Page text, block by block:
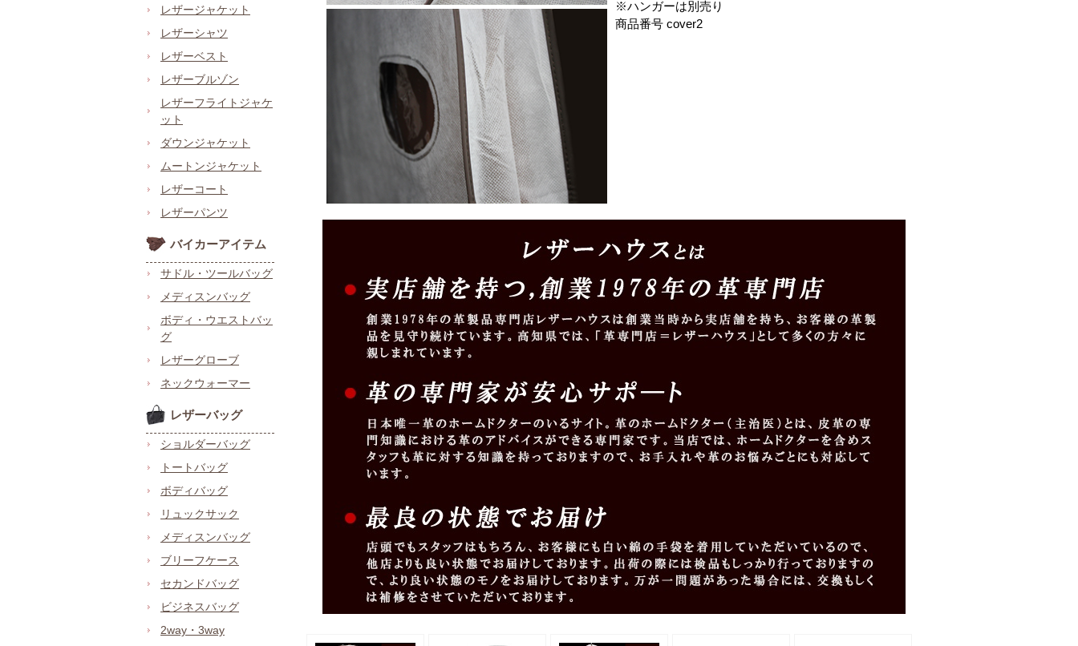
レザージャケット
レザーシャツ
レザーベスト
レザーブルゾン
レザーフライトジャケ
ット
ダウンジャケット
ムートンジャケット
レザーコート
レザーパンツ
バイカーアイテム
サドル・ツールバッグ
メディスンバッグ
ボディ・ウエストバッ
グ
レザーグローブ
ネックウォーマー
レザーバッグ
ショルダーバッグ
トートバッグ
ボディバッグ
リュックサック
メディスンバッグ
ブリーフケース
セカンドバッグ
ビジネスバッグ
2way・3way
※ハンガーは別売り
商品番号 cover2